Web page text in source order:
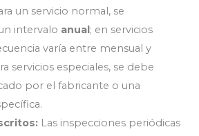
un servicio normal, se
intervalo anual ; en servicios
varía entre mensual y
servicios especiales, se debe
por el fabricante o una
Las inspecciones periódicas